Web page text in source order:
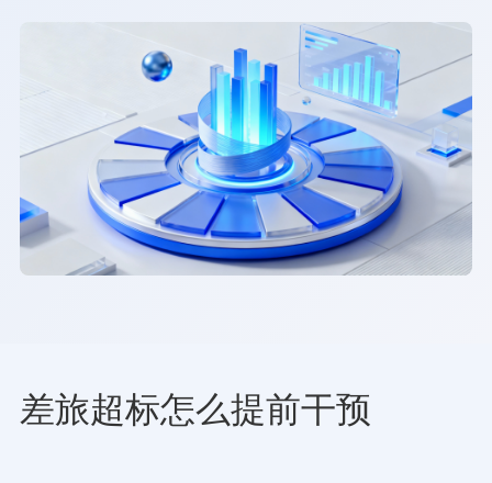
差旅超标怎么提前干预